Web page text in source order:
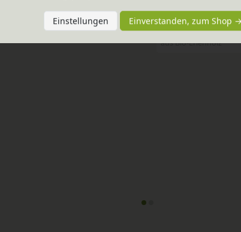
Baumberger
Größen 108,95 €
-20% Code
Noah Kinderbett
In verschiedenen
aus Bio-Erlenholz
Einstellungen Einverstanden, zum Shop →